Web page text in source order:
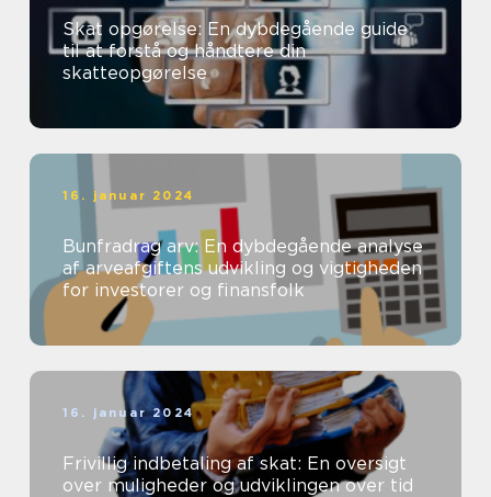
Skat opgørelse: En dybdegående guide
til at forstå og håndtere din
skatteopgørelse
16. januar 2024
Bunfradrag arv: En dybdegående analyse
af arveafgiftens udvikling og vigtigheden
for investorer og finansfolk
16. januar 2024
Frivillig indbetaling af skat: En oversigt
over muligheder og udviklingen over tid